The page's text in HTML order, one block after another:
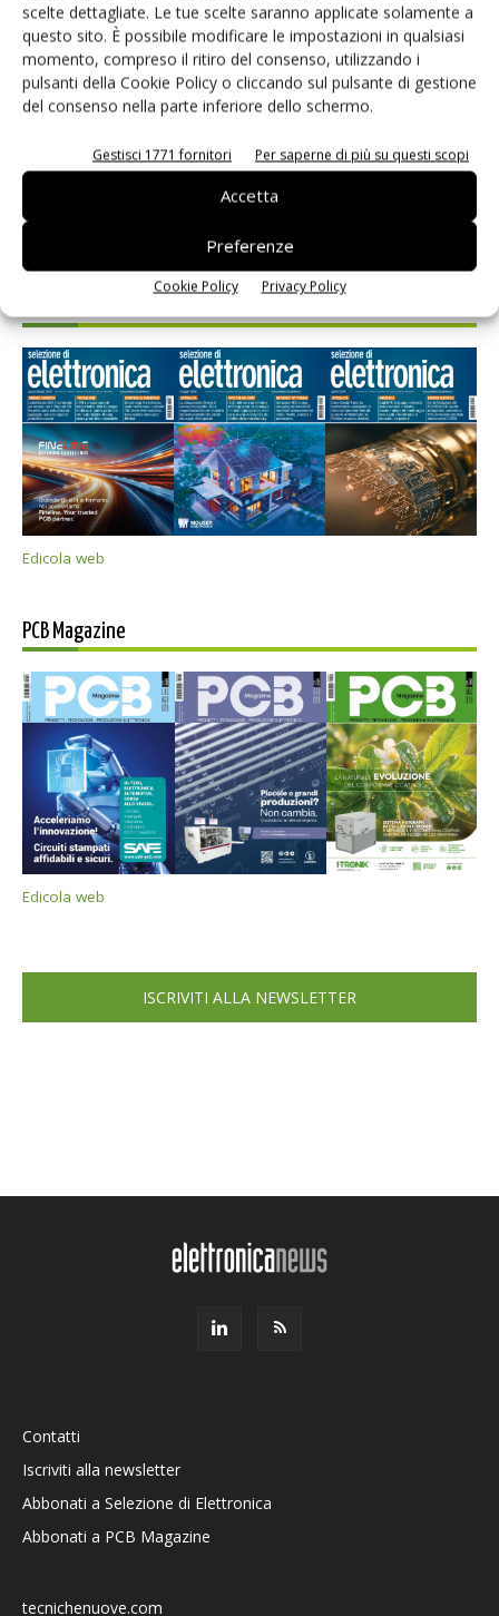
scelte dettagliate. Le tue scelte saranno applicate solamente a
questo sito. È possibile modificare le impostazioni in qualsiasi
momento, compreso il ritiro del consenso, utilizzando i
pulsanti della Cookie Policy o cliccando sul pulsante di gestione
del consenso nella parte inferiore dello schermo.
Gestisci 1771 fornitori Per saperne di più su questi scopi
Accetta
Preferenze
Cookie Policy Privacy Policy
Salva il mio nome, email e sito web in questo browser per i
prossimi commenti.
Edicola web
PCB Magazine
Edicola web
ISCRIVITI ALLA NEWSLETTER
Contatti
Iscriviti alla newsletter
Abbonati a Selezione di Elettronica
Abbonati a PCB Magazine
tecnichenuove.com